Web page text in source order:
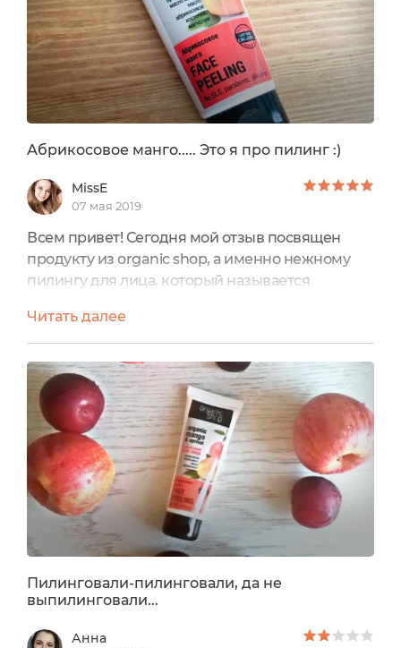
Абрикосовое манго..... Это я про пилинг :)
MissE
07 мая 2019
Всем привет! Сегодня мой отзыв посвящен
продукту из organic shop, а именно нежному
пилингу для лица, который называется
он с органическим маслом манго, маслом
абрикосовой косточки и магнолией.Если
честно, я не очень понимаю, зачем я взяла этот
продукт в магазине, потому что о пилингах я
практически ничего не знала, не знала как они
действуют и работают,...
Читать далее
Пилинговали-пилинговали, да не
выпилинговали...
Анна